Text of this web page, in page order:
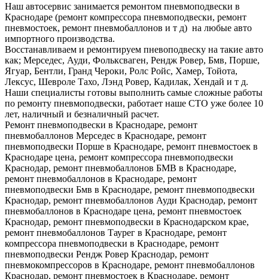
Наш автосервис занимается ремонтом пневмоподвески в
Краснодаре (ремонт компрессора пневмоподвески, ремонт
пневмостоек, ремонт пневмобаллонов и т д) на любые авто
импортного производства.
Восстанавливаем и ремонтируем пневоподвеску на такие авто
как; Мерседес, Ауди, Фольксваген, Рендж Ровер, Бмв, Порше,
Ягуар, Бентли, Гранд Чероки, Ролс Ройс, Хамер, Тойота,
Лексус, Шевроле Тахо, Лэнд Ровер, Кадилак, Хендай и т д.
Наши специалисты готовы выполнить самые сложные работы
по ремонту пневмоподвески, работает наше СТО уже более 10
лет, наличный и безналичный расчет.
Ремонт пневмоподвески в Краснодаре, ремонт
пневмобаллонов Мерседес в Краснодаре, ремонт
пневмоподвески Порше в Краснодаре, ремонт пневмостоек в
Краснодаре цена, ремонт компрессора пневмоподвески
Краснодар, ремонт пневмобаллонов БМВ в Краснодаре,
ремонт пневмобаллонов в Краснодаре, ремонт
пневмоподвески Бмв в Краснодаре, ремонт пневмоподвески
Краснодар, ремонт пневмобаллонов Ауди Краснодар, ремонт
пневмобаллонов в Краснодаре цена, ремонт пневмостоек
Краснодар, ремонт пневмоподвески в Краснодарском крае,
ремонт пневмобаллонов Таурег в Краснодаре, ремонт
компрессора пневмоподвески в Краснодаре, ремонт
пневмоподвески Рендж Ровер Краснодар, ремонт
пневмокомпрессоров в Краснодаре, ремонт пневмобаллонов
Краснодар, ремонт пневмостоек в Краснодаре, ремонт